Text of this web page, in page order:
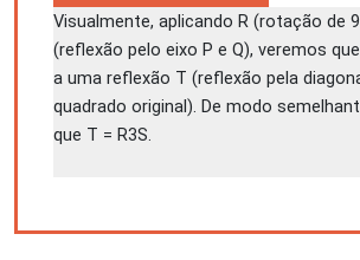
Visualmente, aplicando R (rotação de
(reflexão pelo eixo P e Q), veremos
a uma reflexão T (reflexão pela
quadrado original). De modo
que T = R3S.